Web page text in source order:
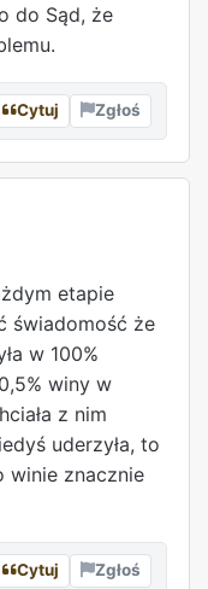
do Sąd, że
Cytuj Zgłoś
etapie
świadomość że
w 100%
winy w
z nim
uderzyła, to
winie znacznie
Cytuj Zgłoś